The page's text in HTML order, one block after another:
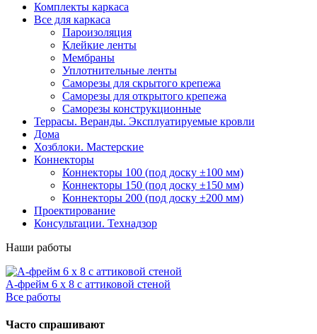
Комплекты каркаса
Все для каркаса
Пароизоляция
Клейкие ленты
Мембраны
Уплотнительные ленты
Саморезы для скрытого крепежа
Саморезы для открытого крепежа
Саморезы конструкционные
Террасы. Веранды. Эксплуатируемые кровли
Дома
Хозблоки. Мастерские
Коннекторы
Коннекторы 100 (под доску ±100 мм)
Коннекторы 150 (под доску ±150 мм)
Коннекторы 200 (под доску ±200 мм)
Проектирование
Консультации. Технадзор
Наши работы
А-фрейм 6 х 8 с аттиковой стеной
Все работы
Часто спрашивают